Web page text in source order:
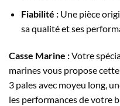
Fiabilité :Une pièce
sa qualité et ses
Casse Marine :Votre
marines vous propose
3 pales avec moyeu long,
les performances de votre